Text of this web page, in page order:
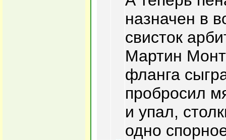
назначен в
свисток
Мартин
фланга
пробросил
и упал,
одно